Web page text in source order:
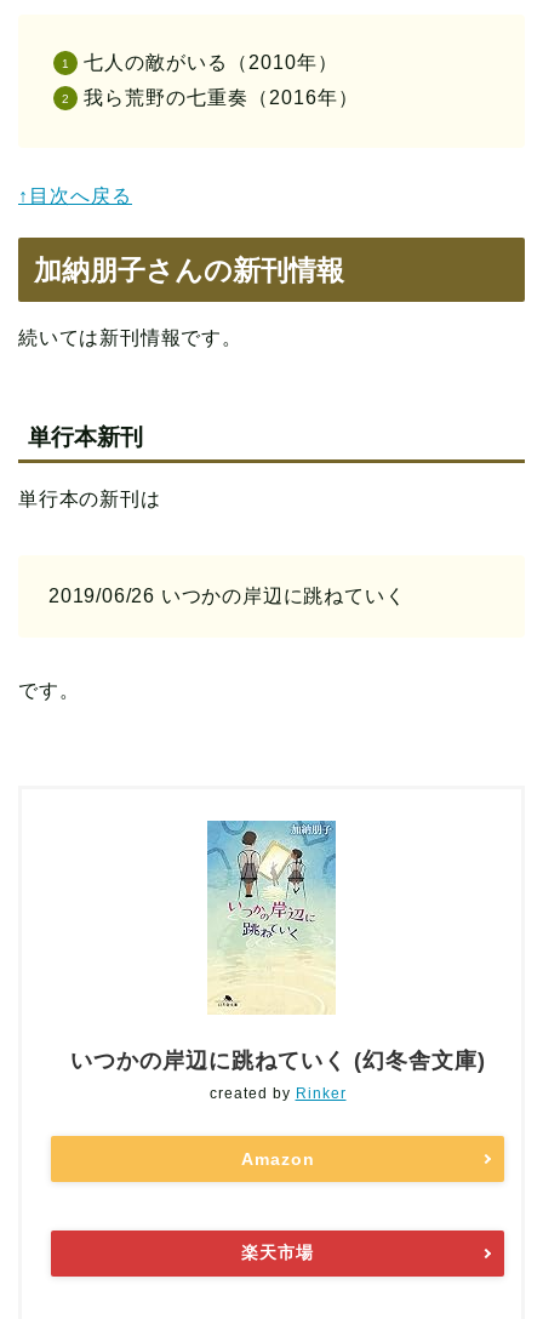
七人の敵がいる（2010年）
我ら荒野の七重奏（2016年）
↑目次へ戻る
加納朋子さんの新刊情報
続いては新刊情報です。
単行本新刊
単行本の新刊は
2019/06/26 いつかの岸辺に跳ねていく
です。
いつかの岸辺に跳ねていく (幻冬舎文庫)
created by Rinker
Amazon
楽天市場